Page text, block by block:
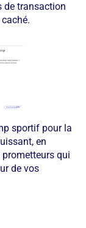
de transaction
sportif pour la
en
qui
de vos